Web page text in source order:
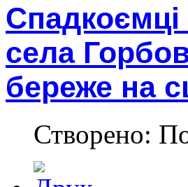
Спадкоємці
села
береже на
Створено: